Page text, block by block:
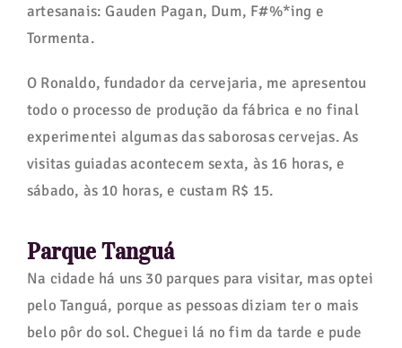
artesanais: Gauden Pagan, Dum, F#%*ing e
Tormenta.
O Ronaldo, fundador da cervejaria, me apresentou
todo o processo de produção da fábrica e no final
experimentei algumas das saborosas cervejas. As
visitas guiadas acontecem sexta, às 16 horas, e
sábado, às 10 horas, e custam R$ 15.
Parque Tanguá
Na cidade há uns 30 parques para visitar, mas optei
pelo Tanguá, porque as pessoas diziam ter o mais
belo pôr do sol. Cheguei lá no fim da tarde e pude